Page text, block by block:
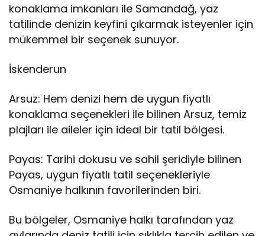
konaklama imkanları ile Samandağ, yaz
tatilinde denizin keyfini çıkarmak isteyenler için
mükemmel bir seçenek sunuyor.
İskenderun
Arsuz: Hem denizi hem de uygun fiyatlı
konaklama seçenekleri ile bilinen Arsuz, temiz
plajları ile aileler için ideal bir tatil bölgesi.
Payas: Tarihi dokusu ve sahil şeridiyle bilinen
Payas, uygun fiyatlı tatil seçenekleriyle
Osmaniye halkının favorilerinden biri.
Bu bölgeler, Osmaniye halkı tarafından yaz